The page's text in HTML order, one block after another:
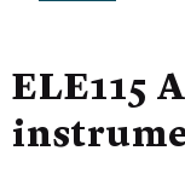
ELE115